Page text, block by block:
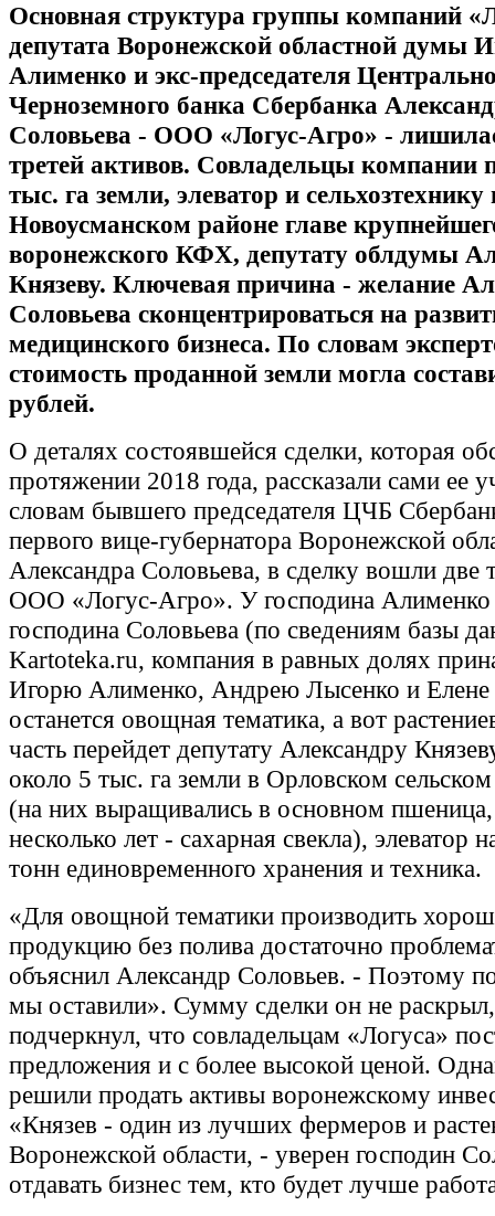
Основная структура группы компаний
депутата Воронежской областной думы
Алименко и экс-председателя
Черноземного банка Сбербанка
Соловьева - ООО «Логус-Агро» -
третей активов. Совладельцы компании
тыс. га земли, элеватор и сельхозтехнику
Новоусманском районе главе
воронежского КФХ, депутату облдумы
Князеву. Ключевая причина - желание
Соловьева сконцентрироваться на
медицинского бизнеса. По словам
стоимость проданной земли могла
рублей.
О деталях состоявшейся сделки, которая
протяжении 2018 года, рассказали сами ее
словам бывшего председателя ЦЧБ
первого вице-губернатора Воронежской
Александра Соловьева, в сделку вошли две
ООО «Логус-Агро». У господина Алименко
господина Соловьева (по сведениям базы
Kartoteka.ru, компания в равных долях
Игорю Алименко, Андрею Лысенко и Елене
останется овощная тематика, а вот
часть перейдет депутату Александру
около 5 тыс. га земли в Орловском
(на них выращивались в основном
несколько лет - сахарная свекла), элеватор
тонн единовременного хранения и техника.
«Для овощной тематики производить
продукцию без полива достаточно
объяснил Александр Соловьев. - Поэтому
мы оставили». Сумму сделки он не
подчеркнул, что совладельцам «Логуса»
предложения и с более высокой ценой.
решили продать активы воронежскому
«Князев - один из лучших фермеров и
Воронежской области, - уверен господин
отдавать бизнес тем, кто будет лучше